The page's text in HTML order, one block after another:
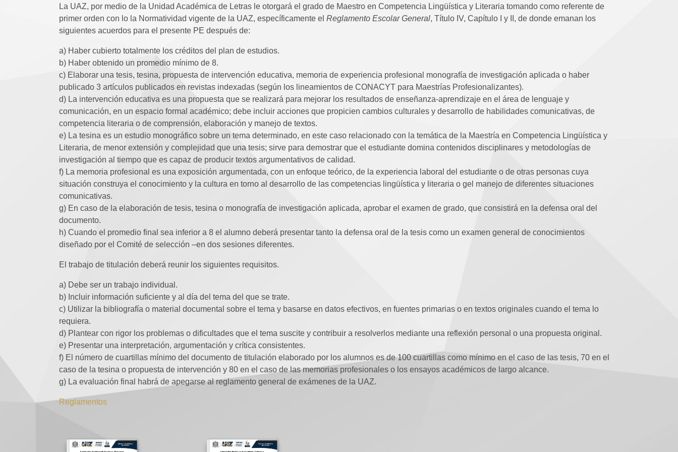
La UAZ, por medio de la Unidad Académica de Letras le otorgará el grado de Maestro en Competencia Lingüística y Literaria tomando como referente de
primer orden con lo la Normatividad vigente de la UAZ, específicamente el Reglamento Escolar General, Título IV, Capítulo I y II, de donde emanan los
siguientes acuerdos para el presente PE después de:
a) Haber cubierto totalmente los créditos del plan de estudios.
b) Haber obtenido un promedio mínimo de 8.
c) Elaborar una tesis, tesina, propuesta de intervención educativa, memoria de experiencia profesional monografía de investigación aplicada o haber
publicado 3 artículos publicados en revistas indexadas (según los lineamientos de CONACYT para Maestrías Profesionalizantes).
d) La intervención educativa es una propuesta que se realizará para mejorar los resultados de enseñanza-aprendizaje en el área de lenguaje y
comunicación, en un espacio formal académico; debe incluir acciones que propicien cambios culturales y desarrollo de habilidades comunicativas, de
competencia literaria o de comprensión, elaboración y manejo de textos.
e) La tesina es un estudio monográfico sobre un tema determinado, en este caso relacionado con la temática de la Maestría en Competencia Lingüística y
Literaria, de menor extensión y complejidad que una tesis; sirve para demostrar que el estudiante domina contenidos disciplinares y metodologías de
investigación al tiempo que es capaz de producir textos argumentativos de calidad.
f) La memoria profesional es una exposición argumentada, con un enfoque teórico, de la experiencia laboral del estudiante o de otras personas cuya
situación construya el conocimiento y la cultura en torno al desarrollo de las competencias lingüística y literaria o gel manejo de diferentes situaciones
comunicativas.
g) En caso de la elaboración de tesis, tesina o monografía de investigación aplicada, aprobar el examen de grado, que consistirá en la defensa oral del
documento.
h) Cuando el promedio final sea inferior a 8 el alumno deberá presentar tanto la defensa oral de la tesis como un examen general de conocimientos
diseñado por el Comité de selección –en dos sesiones diferentes.
El trabajo de titulación deberá reunir los siguientes requisitos.
a) Debe ser un trabajo individual.
b) Incluir información suficiente y al día del tema del que se trate.
c) Utilizar la bibliografía o material documental sobre el tema y basarse en datos efectivos, en fuentes primarias o en textos originales cuando el tema lo
requiera.
d) Plantear con rigor los problemas o dificultades que el tema suscite y contribuir a resolverlos mediante una reflexión personal o una propuesta original.
e) Presentar una interpretación, argumentación y crítica consistentes.
f) El número de cuartillas mínimo del documento de titulación elaborado por los alumnos es de 100 cuartillas como mínimo en el caso de las tesis, 70 en el
caso de la tesina o propuesta de intervención y 80 en el caso de las memorias profesionales o los ensayos académicos de largo alcance.
g) La evaluación final habrá de apegarse al reglamento general de exámenes de la UAZ.
Reglamentos